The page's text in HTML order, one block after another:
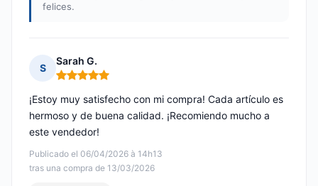
felices.
S
Sarah G.
Nota: 5 de 5
Publicado el 06/04/2026 à 14h13
tras una compra de 13/03/2026
¡Estoy muy satisfecho con mi compra! Cada artículo es
hermoso y de buena calidad. ¡Recomiendo mucho a
este vendedor!